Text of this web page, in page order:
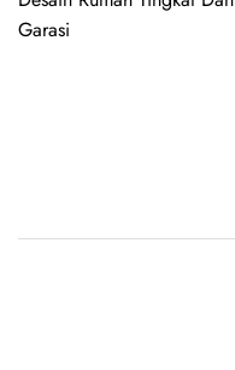
Garasi